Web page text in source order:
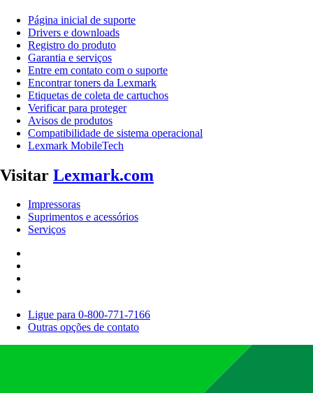
Página inicial de suporte
Drivers e downloads
Registro do produto
Garantia e serviços
Entre em contato com o suporte
Encontrar toners da Lexmark
Etiquetas de coleta de cartuchos
Verificar para proteger
Avisos de produtos
Compatibilidade de sistema operacional
Lexmark MobileTech
Visitar Lexmark.com
Impressoras
Suprimentos e acessórios
Serviços
Ligue para 0-800-771-7166
Outras opções de contato